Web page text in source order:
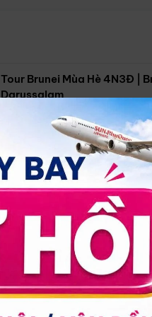
Tour Brunei Mùa Hè 4N3Đ |
Darussalam
Hồ Chí Minh 4N3Đ
30/08 17/09 24/09
14.499.000đ Xem chi